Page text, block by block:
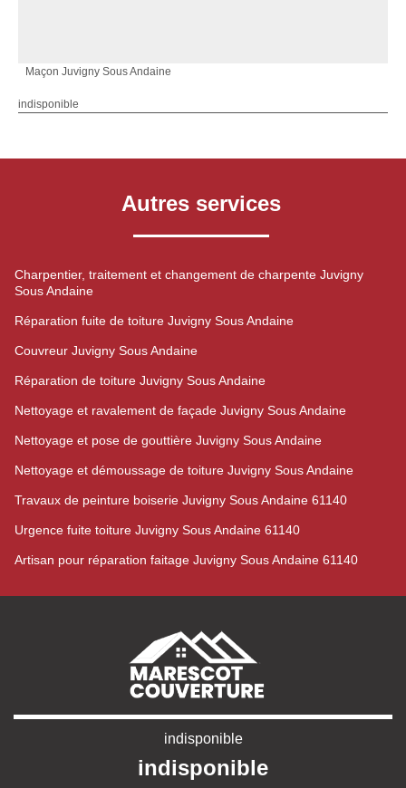
Maçon Juvigny Sous Andaine
indisponible
Autres services
Charpentier, traitement et changement de charpente Juvigny
Sous Andaine
Réparation fuite de toiture Juvigny Sous Andaine
Couvreur Juvigny Sous Andaine
Réparation de toiture Juvigny Sous Andaine
Nettoyage et ravalement de façade Juvigny Sous Andaine
Nettoyage et pose de gouttière Juvigny Sous Andaine
Nettoyage et démoussage de toiture Juvigny Sous Andaine
Travaux de peinture boiserie Juvigny Sous Andaine 61140
Urgence fuite toiture Juvigny Sous Andaine 61140
Artisan pour réparation faitage Juvigny Sous Andaine 61140
indisponible
indisponible